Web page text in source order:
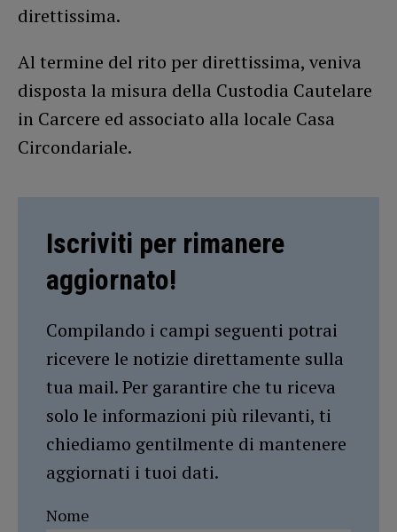
direttissima.
Al termine del rito per direttissima, veniva
disposta la misura della Custodia Cautelare
in Carcere ed associato alla locale Casa
Circondariale.
Iscriviti per rimanere
aggiornato!
Compilando i campi seguenti potrai
ricevere le notizie direttamente sulla
tua mail. Per garantire che tu riceva
solo le informazioni più rilevanti, ti
chiediamo gentilmente di mantenere
aggiornati i tuoi dati.
Nome